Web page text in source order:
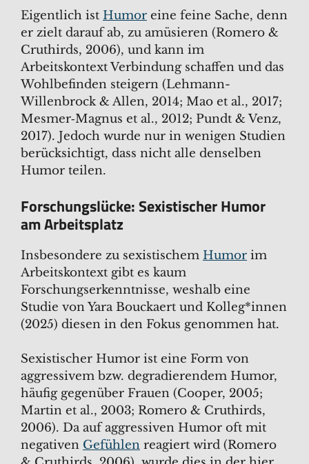
Eigentlich ist Humor eine feine Sache, denn
er zielt darauf ab, zu amüsieren (Romero &
Cruthirds, 2006), und kann im
Arbeitskontext Verbindung schaffen und das
Wohlbefinden steigern (Lehmann-
Willenbrock & Allen, 2014; Mao et al., 2017;
Mesmer‐Magnus et al., 2012; Pundt & Venz,
2017). Jedoch wurde nur in wenigen Studien
berücksichtigt, dass nicht alle denselben
Humor teilen.
Forschungslücke: Sexistischer Humor
am Arbeitsplatz
Insbesondere zu sexistischem Humor im
Arbeitskontext gibt es kaum
Forschungserkenntnisse, weshalb eine
Studie von Yara Bouckaert und Kolleg*innen
(2025) diesen in den Fokus genommen hat.
Sexistischer Humor ist eine Form von
aggressivem bzw. degradierendem Humor,
häufig gegenüber Frauen (Cooper, 2005;
Martin et al., 2003; Romero & Cruthirds,
2006). Da auf aggressiven Humor oft mit
negativen Gefühlen reagiert wird (Romero